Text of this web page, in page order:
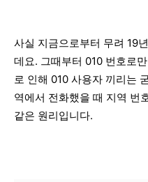
사실 지금으로부터 무려 19
데요. 그때부터 010 번호로
로 인해 010 사용자 끼리는
역에서 전화했을 때 지역 번
같은 원리입니다.